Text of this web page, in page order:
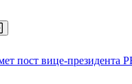
пост вице-президента